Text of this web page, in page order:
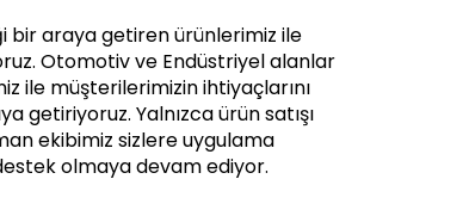
bir araya getiren ürünlerimiz ile
Otomotiv ve Endüstriyel alanlar
ile müşterilerimizin ihtiyaçlarını
getiriyoruz. Yalnızca ürün satışı
ekibimiz sizlere uygulama
olmaya devam ediyor.